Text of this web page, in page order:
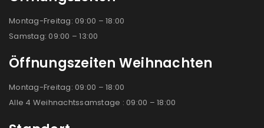
Montag-Freitag: 09:00 – 18:00
Samstag: 09:00 – 13:00
Öffnungszeiten Weihnachten
Montag-Freitag: 09:00 – 18:00
Alle 4 Weihnachtssamstage : 09:00 – 18:00